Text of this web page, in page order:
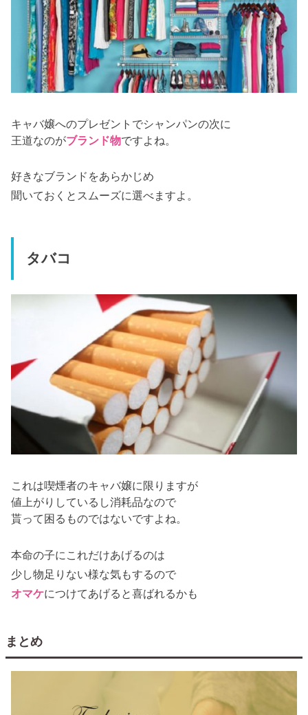
キャバ嬢へのプレゼントでシャンパンの次に
王道なのがブランド物ですよね。
好きなブランドをあらかじめ
聞いておくとスムーズに選べますよ。
タバコ
これは喫煙者のキャバ嬢に限りますが
値上がりしているし消耗品なので
貰って困るものではないですよね。
本命の子にこれだけあげるのは
少し物足りない様な気もするので
オマケにつけてあげると喜ばれるかも
まとめ